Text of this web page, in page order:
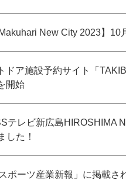
New City 2023】10
ドア施設予約サイト「
開始
テレビ新広島HIROSHIMA
した！
ポーツ産業新報」に掲載さ